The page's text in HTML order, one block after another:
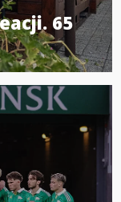
65